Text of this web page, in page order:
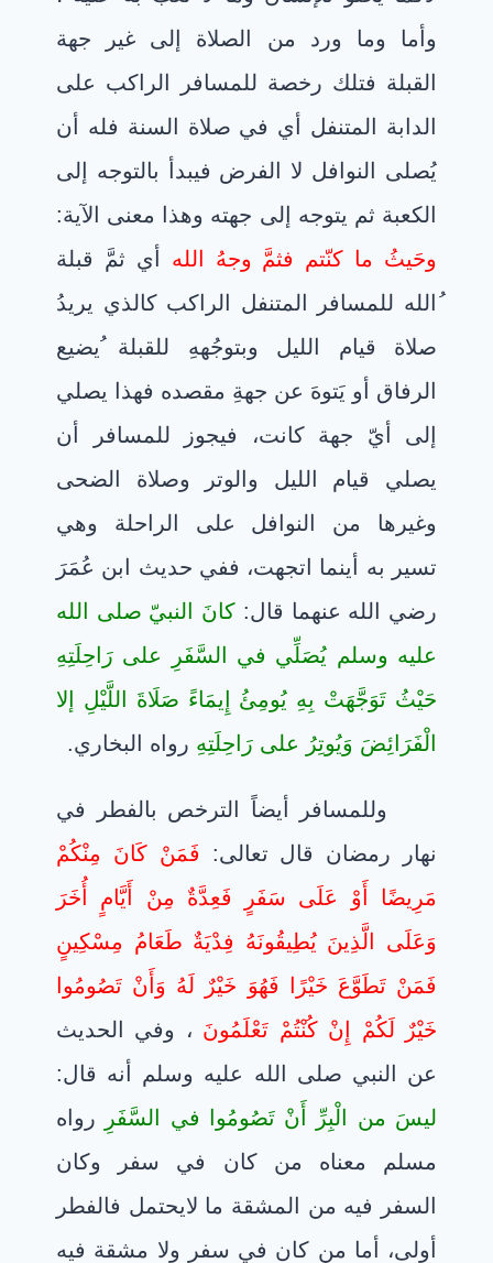
وأما وما ورد من الصلاة إلى غير جهة
القبلة فتلك رخصة للمسافر الراكب على
الدابة المتنفل أي في صلاة السنة فله أن
يُصلى النوافل لا الفرض فيبدأ بالتوجه إلى
الكعبة ثم يتوجه إلى جهته وهذا معنى الآية:
وحَيثُ ما كنّتم فثمَّ وجهُ الله أي ثمَّ قبلة
ُالله للمسافر المتنفل الراكب كالذي يريدُ
صلاة قيام الليل وبتوجُههِ للقبلة ُيضيع
الرفاق أو يَتوهَ عن جهةِ مقصده فهذا يصلي
إلى أيّ جهة كانت، فيجوز للمسافر أن
يصلي قيام الليل والوتر وصلاة الضحى
وغيرها من النوافل على الراحلة وهي
تسير به أينما اتجهت، ففي حديث ابن عُمَرَ
رضي الله عنهما قال: كانَ النبيّ صلى الله
عليه وسلم يُصَلِّي في السَّفَرِ على رَاحِلَتِهِ
حَيْثُ تَوَجَّهَتْ بِهِ يُومِئُ إِيمَاءً صَلَاةَ اللَّيْلِ إلا
الْفَرَائِضَ وَيُوتِرُ على رَاحِلَتِهِ رواه البخاري.
وللمسافر أيضاً الترخص بالفطر في
نهار رمضان قال تعالى: فَمَنْ كَانَ مِنْكُمْ
مَرِيضًا أَوْ عَلَى سَفَرٍ فَعِدَّةٌ مِنْ أَيَّامٍ أُخَرَ
وَعَلَى الَّذِينَ يُطِيقُونَهُ فِدْيَةٌ طَعَامُ مِسْكِينٍ
فَمَنْ تَطَوَّعَ خَيْرًا فَهُوَ خَيْرٌ لَهُ وَأَنْ تَصُومُوا
خَيْرٌ لَكُمْ إِنْ كُنْتُمْ تَعْلَمُونَ ، وفي الحديث
عن النبي صلى الله عليه وسلم أنه قال:
ليسَ من الْبِرِّ أَنْ تَصُومُوا في السَّفَرِ
رواه
مسلم معناه من كان في سفر وكان
السفر فيه من المشقة ما لايحتمل فالفطر
أولى، أما من كان في سفر ولا مشقة فيه